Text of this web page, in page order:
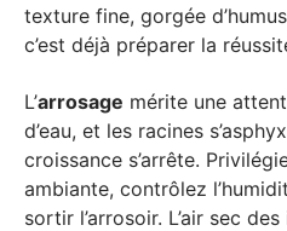
texture fine, gorgée
c’est déjà préparer la
L’arrosage mérite une
d’eau, et les racines
croissance s’arrête.
ambiante, contrôlez
sortir l’arrosoir. L’air sec